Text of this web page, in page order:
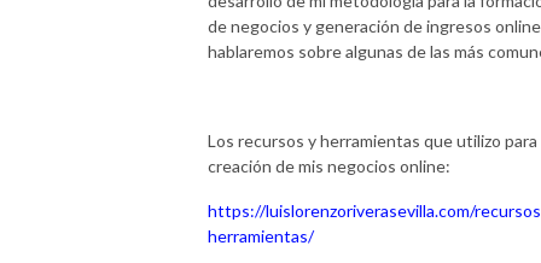
de negocios y generación de ingresos
hablaremos sobre algunas de las más
Los recursos y herramientas que utilizo para
creación de mis negocios online:
https://luislorenzoriverasevilla.com/
herramientas/